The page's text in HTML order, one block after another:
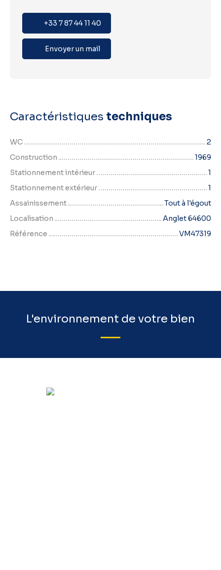
+33 7 87 44 11 40
Envoyer un mail
Caractéristiques techniques
WC
2
Construction
1969
Stationnement intérieur
1
Stationnement extérieur
1
Assainissement
Tout à l'égout
Localisation
Anglet 64600
Référence
VM47319
L'environnement de votre bien